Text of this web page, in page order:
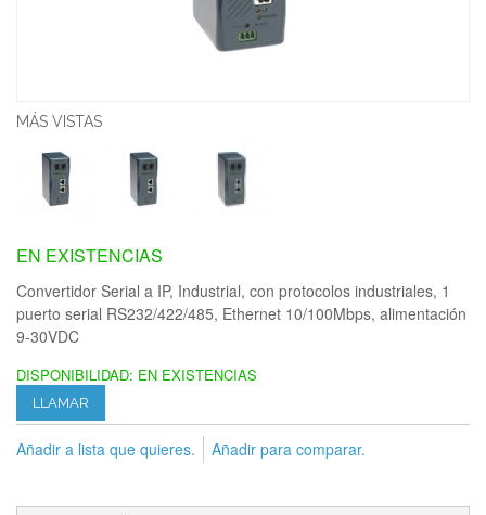
MÁS VISTAS
EN EXISTENCIAS
Convertidor Serial a IP, Industrial, con protocolos industriales, 1
puerto serial RS232/422/485, Ethernet 10/100Mbps, alimentación
9-30VDC
DISPONIBILIDAD: EN EXISTENCIAS
LLAMAR
Añadir a lista que quieres. Añadir para comparar.